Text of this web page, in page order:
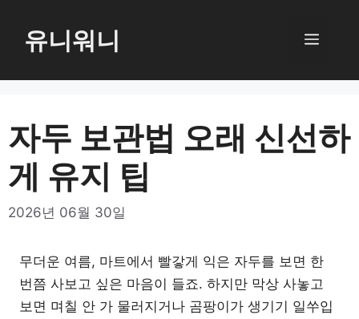
로
너
뛰
기
유니워니 메
자두 보관법 오래 신선하
게 유지 팁
2026년 06월 30일
무더운 여름, 마트에서 빨갛게 익은 자두를 보면 한
번쯤 사보고 싶은 마음이 들죠. 하지만 막상 사놓고
보면 며칠 안 가 물러지거나 곰팡이가 생기기 일쑤입